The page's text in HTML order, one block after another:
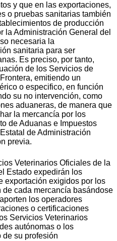
y que en las exportaciones,
o pruebas sanitarias también
de producción
la Administración General del
necesaria la
sanitaria para ser
Es preciso, por tanto,
de los Servicios de
emitiendo un
o especifico, en función
su no intervención, como
aduaneras, de manera que
la mercancía por los
de Aduanas e Impuestos
de Administración
previa.
Veterinarios Oficiales de la
Estado expedirán los
exportación exigidos por los
cada mercancía basándose
los operadores
o certificaciones
Servicios Veterinarios
autónomas o los
su profesión